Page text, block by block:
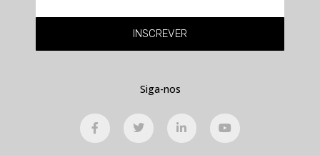
INSCREVER
Siga-nos
F
a
c
T
w
i
L
i
n
Y
o
u